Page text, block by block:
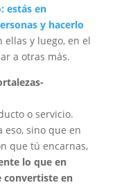
estás en
y hacerlo
ellas y luego, en el
a otras más.
o servicio.
eso, sino que en
que tú encarnas,
lo que en
convertiste en